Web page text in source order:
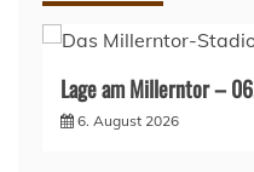
Lage am Millerntor –
6. August 2026